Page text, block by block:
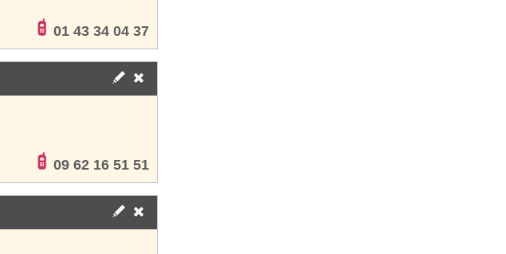
01 43 34 04 37
09 62 16 51 51